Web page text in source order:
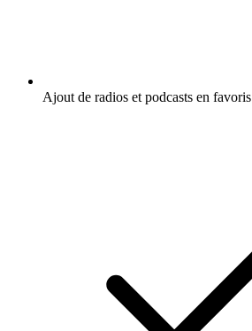
Ajout de radios et podcasts en favoris